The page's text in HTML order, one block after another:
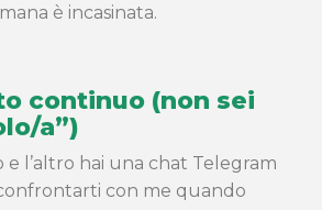
è incasinata.
continuo (non sei
a”)
l’altro hai una chat Telegram
con me quando